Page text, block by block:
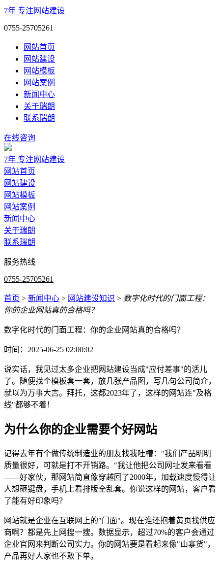
7年 专注网站建设
0755-25705261
网站首页
网站建设
网站模板
网站案例
新闻中心
关于瑞朗
联系瑞朗
在线咨询
7年 专注网站建设
网站首页
网站建设
网站模板
网站案例
新闻中心
关于瑞朗
联系瑞朗
服务热线
0755-25705261
首页 > 新闻中心 > 网站建设知识 > 数字化时代的门面工程：
你的企业网站真的合格吗？
数字化时代的门面工程：你的企业网站真的合格吗？
时间：2025-06-25 02:00:02
说实话，我见过太多企业把网站建设当成"应付差事"的活儿
了。随便找个模板套一套，放几张产品图，写几句公司简介，
就以为万事大吉。拜托，这都2023年了，这样的网站连"及格
线"都够不着！
为什么你的企业需要个好网站
记得去年有个做传统制造业的朋友找我吐槽："我们产品明明
质量很好，可就是打不开销路。"我让他把公司网址发来看看
——好家伙，那网站简直像穿越回了2000年，加载速度慢得让
人想砸键盘，手机上看排版全乱套。你说这样的网站，客户看
了能有好印象吗？
网站就是企业在互联网上的"门面"。现在谁还抱着黄页找供应
商啊？都是先上网搜一搜。数据显示，超过70%的客户会通过
企业官网来判断公司实力。你的网站要是看起来像"山寨货"，
产品再好人家也不敢下单。